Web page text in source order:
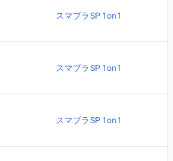
スマブラSP 1on1
スマブラSP 1on1
スマブラSP 1on1